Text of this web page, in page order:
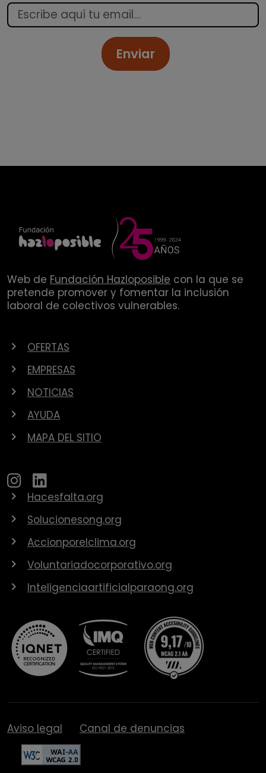
Enviar
Web de Fundación Hazloposible con la que se
pretende promover y fomentar la inclusión
laboral de colectivos vulnerables.
OFERTAS
EMPRESAS
NOTICIAS
AYUDA
MAPA DEL SITIO
Hacesfalta.org
Solucionesong.org
Accionporelclima.org
Voluntariadocorporativo.org
Inteligenciaartificialparaong.org
Aviso legal Canal de denuncias